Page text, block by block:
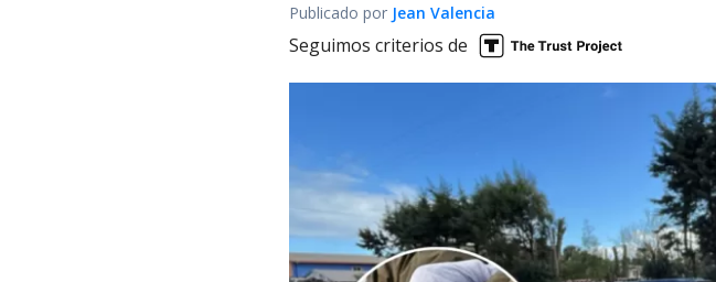
Publicado por Jean Valencia
Seguimos criterios de